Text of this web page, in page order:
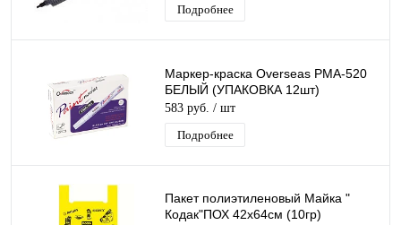
Подробнее
Маркер-краска Overseas PMA-520
БЕЛЫЙ (УПАКОВКА 12шт)
583 руб. / шт
Подробнее
Пакет полиэтиленовый Майка "
Кодак"ПОХ 42х64см (10гр)